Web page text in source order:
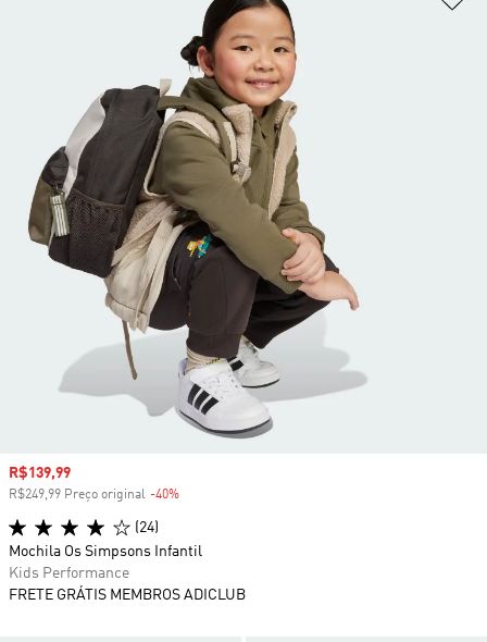
Preço com desconto
R$139,99
R$249,99 Preço original -40%
(24)
Mochila Os Simpsons Infantil
Kids Performance
FRETE GRÁTIS MEMBROS ADICLUB